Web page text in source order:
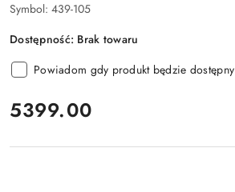
Symbol: 439-105
Dostępność: Brak towaru
Powiadom gdy produkt będzie dostępny
cena:
5399.00